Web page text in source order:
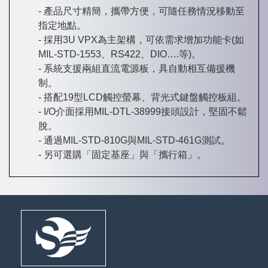
產品尺寸精簡，攜帶方便，可隨任務情況移動至
指定地點。
採用3U VPX為主架構，可依需求增加功能卡(如
MIL-STD-1553、RS422、DIO….等)。
系統支援兩組直流電源板，具自動相互備援機
制。
搭配19型LCD觸控螢幕、背光式鍵盤觸控板組。
I/O介面採用MIL-DTL-38999接頭設計，堅固不鬆
脫。
通過MIL-STD-810G與MIL-STD-461G測試。
另可選購「固定基座」與「攜行箱」。